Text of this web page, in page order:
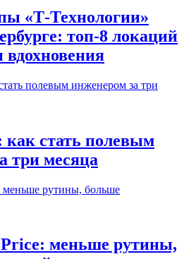
«Т-Технологии»
топ-8 локаций
вдохновения
стать полевым
три месяца
меньше рутины,